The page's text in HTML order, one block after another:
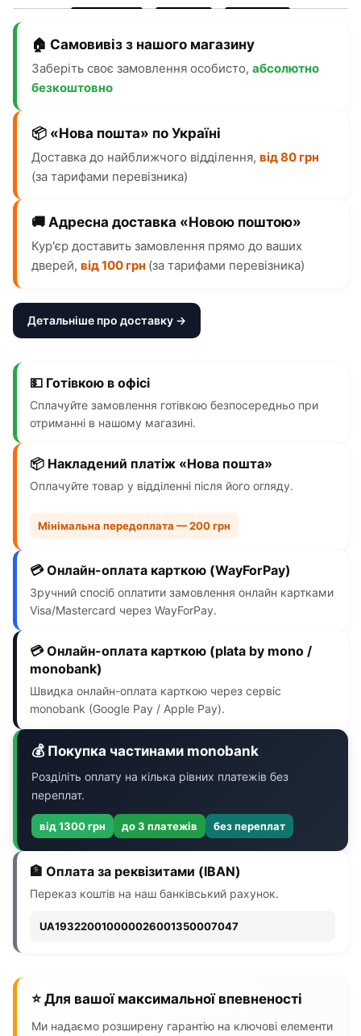
🏠 Самовивіз з нашого магазину
Заберіть своє замовлення особисто, абсолютно
безкоштовно
📦 «Нова пошта» по Україні
Доставка до найближчого відділення, від 80 грн
(за тарифами перевізника)
🚚 Адресна доставка «Новою поштою»
Кур'єр доставить замовлення прямо до ваших
дверей, від 100 грн (за тарифами перевізника)
Детальніше про доставку →
💵 Готівкою в офісі
Сплачуйте замовлення готівкою безпосередньо при
отриманні в нашому магазині.
📦 Накладений платіж «Нова пошта»
Оплачуйте товар у відділенні після його огляду.
Мінімальна передоплата — 200 грн
💳 Онлайн-оплата карткою (WayForPay)
Зручний спосіб оплатити замовлення онлайн картками
Visa/Mastercard через WayForPay.
💳 Онлайн-оплата карткою (plata by mono /
monobank)
Швидка онлайн-оплата карткою через сервіс
monobank (Google Pay / Apple Pay).
💰 Покупка частинами monobank
Розділіть оплату на кілька рівних платежів без
переплат.
від 1300 грн до 3 платежів без переплат
🏦 Оплата за реквізитами (IBAN)
Переказ коштів на наш банківський рахунок.
UA193220010000026001350007047
⭐ Для вашої максимальної впевненості
Ми надаємо розширену гарантію на ключові елементи